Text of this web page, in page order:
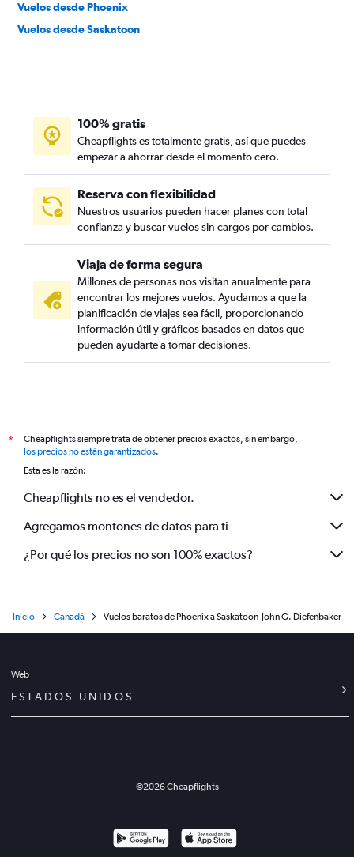
Vuelos desde Phoenix
Vuelos desde Saskatoon
100% gratis
Cheapflights es totalmente gratis, así que puedes
empezar a ahorrar desde el momento cero.
Reserva con flexibilidad
Nuestros usuarios pueden hacer planes con total
confianza y buscar vuelos sin cargos por cambios.
Viaja de forma segura
Millones de personas nos visitan anualmente para
encontrar los mejores vuelos. Ayudamos a que la
planificación de viajes sea fácil, proporcionando
información útil y gráficos basados en datos que
pueden ayudarte a tomar decisiones.
*
Cheapflights siempre trata de obtener precios exactos, sin embargo,
los precios no están garantizados.
Esta es la razón:
Cheapflights no es el vendedor.
Agregamos montones de datos para ti
¿Por qué los precios no son 100% exactos?
Inicio Canadá Vuelos baratos de Phoenix a Saskatoon-John G. Diefenbaker
Web
ESTADOS UNIDOS
©2026Cheapflights